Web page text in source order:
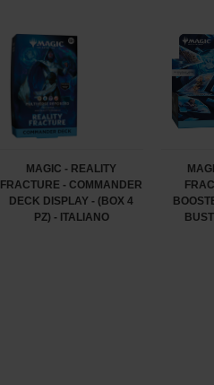
MAGIC - REALITY
FRACTURE - COMMANDER
DECK DISPLAY - (BOX 4
PZ) - ITALIANO